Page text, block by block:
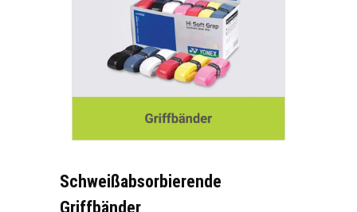
Schweißabsorbierende
Griffbänder